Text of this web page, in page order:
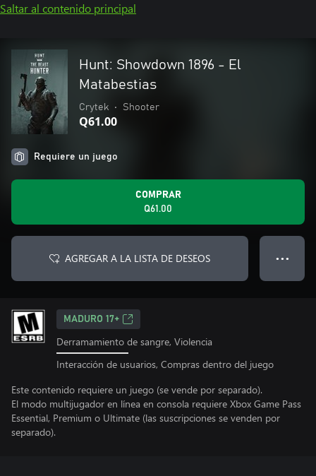
Saltar al contenido principal
Hunt: Showdown 1896 - El
Matabestias
Crytek • Shooter
Q61.00
Requiere un juego
COMPRAR
Q61.00
AGREGAR A LA LISTA DE DESEOS ● ● ●
MADURO 17+
Derramamiento de sangre, Violencia
Interacción de usuarios, Compras dentro del juego
Este contenido requiere un juego (se vende por separado).
El modo multijugador en línea en consola requiere Xbox Game Pass
Essential, Premium o Ultimate (las suscripciones se venden por
separado).